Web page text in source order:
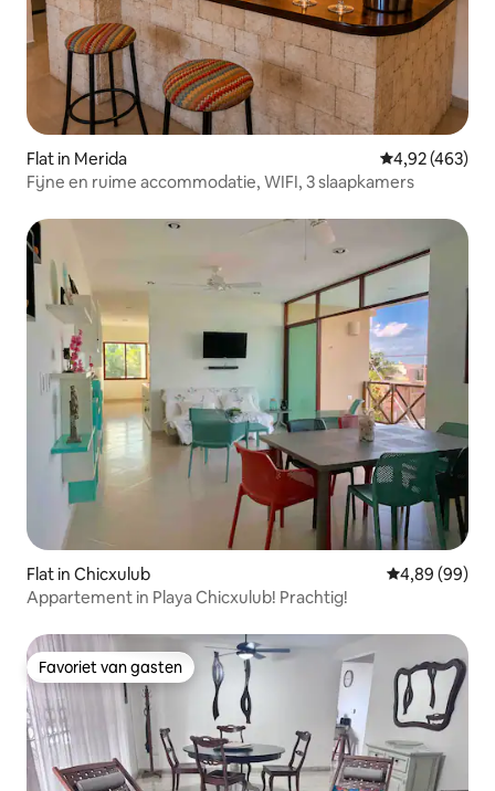
Flat in Merida Gemiddelde
4,92 (463)
Fijne en ruime accommodatie, WIFI, 3 slaapkamers
Flat in Chicxulub Gemiddelde
4,89 (99)
Appartement in Playa Chicxulub! Prachtig!
Favoriet van gasten
Favoriet van gasten